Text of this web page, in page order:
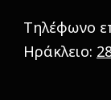
Τηλέφωνο
Ηράκλειο: